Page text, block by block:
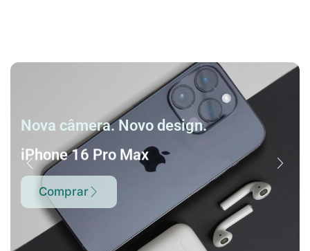
Nova câmera. Novo design.
iPhone 16 Pro Max
Comprar